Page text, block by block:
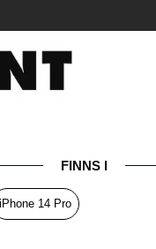
FINNS I
iPhone 14 Pro